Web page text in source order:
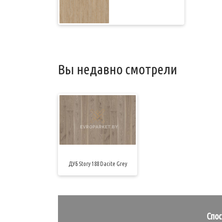
Вы недавно смотрели
ДУБ Story 188 Dacite Grey